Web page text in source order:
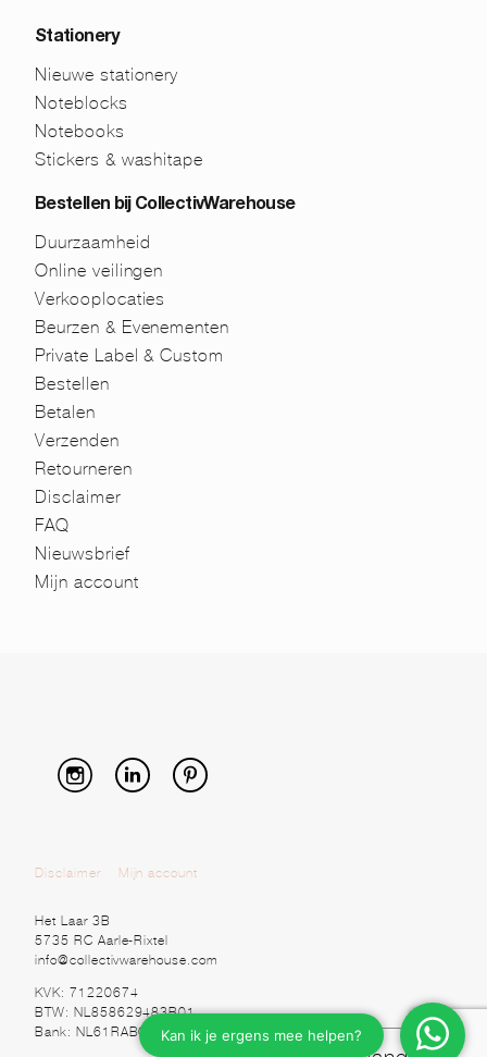
Stationery
Nieuwe stationery
Noteblocks
Notebooks
Stickers & washitape
Bestellen bij CollectivWarehouse
Duurzaamheid
Online veilingen
Verkooplocaties
Beurzen & Evenementen
Private Label & Custom
Bestellen
Betalen
Verzenden
Retourneren
Disclaimer
FAQ
Nieuwsbrief
Mijn account
Disclaimer Mijn account
Het Laar 3B
5735 RC Aarle-Rixtel
info@collectivwarehouse.com
KVK: 71220674
BTW: NL858629483B01
Bank: NL61RABO0328920525